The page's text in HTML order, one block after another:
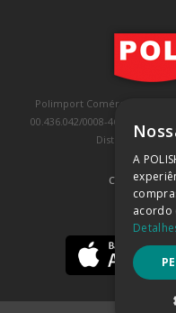
Polimport Comércio e
00.436.042/0008-46, IE
Distrito
COMPRA
A
acordo